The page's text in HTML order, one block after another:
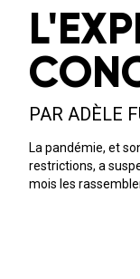
PAR ADÈLE
La pandémie, et
restrictions, a
mois les